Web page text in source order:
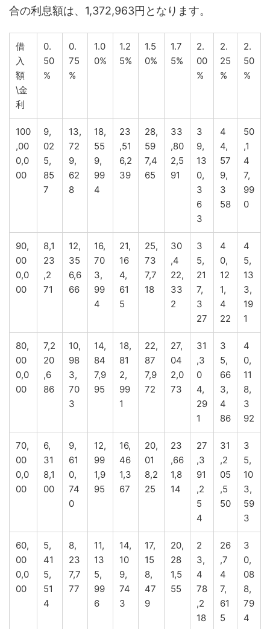
合の利息額は、1,372,963円となります。
借
入
額
\金
利
0.
50
%
0.
75
%
1.0
0%
1.2
5%
1.5
0%
1.7
5%
2.
00
%
2.
25
%
2.
50
%
100
,00
0,0
00
9,
02
5,
85
7
13,
72
9,
62
8
18,
55
9,
99
4
23
,51
6,2
39
28,
59
7,4
65
33
,80
2,5
91
3
9,
13
0,
3
6
3
4
4,
57
9,
3
58
50
,1
4
7,
99
0
90,
00
0,0
00
8,1
23
,2
71
12,
35
6,6
66
16,
70
3,
99
4
21,
16
4,
61
5
25,
73
7,7
18
30
,4
22,
33
2
3
5,
21
7,
3
27
4
0,
12
1,
4
22
4
5,
13
3,
19
1
80,
00
0,0
00
7,2
20
,6
86
10,
98
3,
70
3
14,
84
7,9
95
18,
81
2,
99
1
22,
87
7,9
72
27,
04
2,0
73
31
,3
0
4,
29
1
3
5,
66
3,
4
86
4
0,
11
8,
3
92
70,
00
0,0
00
6,
31
8,1
00
9,
61
0,
74
0
12,
99
1,9
95
16,
46
1,3
67
20,
01
8,2
25
23
,66
1,8
14
27
,3
91
,2
5
4
31
,2
05
,5
50
3
5,
10
3,
59
3
60,
00
0,0
00
5,
41
5,
51
4
8,
23
7,7
77
11,
13
5,
99
6
14,
10
9,
74
3
17,
15
8,
47
9
20,
28
1,5
55
2
3,
4
78
,2
18
26
,7
4
7,
61
5
3
0,
08
8,
79
4